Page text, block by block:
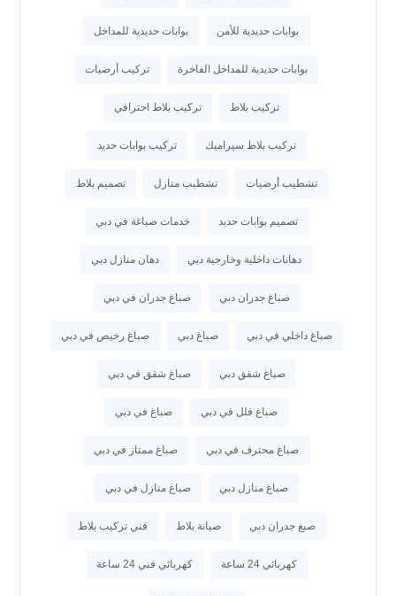
بوابات حديدية للأمن بوابات حديدية للمداخل
بوابات حديدية للمداخل الفاخرة تركيب أرضيات
تركيب بلاط تركيب بلاط احترافي
تركيب بلاط سيراميك تركيب بوابات حديد
تشطيب أرضيات تشطيب منازل تصميم بلاط
تصميم بوابات حديد خدمات صباغة في دبي
دهانات داخلية وخارجية دبي دهان منازل دبي
صباغ جدران دبي صباغ جدران في دبي
صباغ داخلي في دبي صباغ دبي صباغ رخيص في دبي
صباغ شقق دبي صباغ شقق في دبي
صباغ فلل في دبي صباغ في دبي
صباغ محترف في دبي صباغ ممتاز في دبي
صباغ منازل دبي صباغ منازل في دبي
صبغ جدران دبي صيانة بلاط فني تركيب بلاط
كهربائي 24 ساعة كهربائي فني 24 ساعة